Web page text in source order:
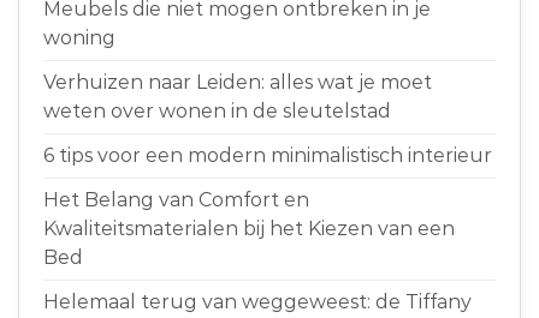
Meubels die niet mogen ontbreken in je
woning
Verhuizen naar Leiden: alles wat je moet
weten over wonen in de sleutelstad
6 tips voor een modern minimalistisch interieur
Het Belang van Comfort en
Kwaliteitsmaterialen bij het Kiezen van een
Bed
Helemaal terug van weggeweest: de Tiffany